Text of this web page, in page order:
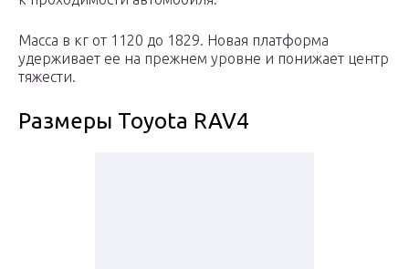
Масса в кг от 1120 до 1829. Новая платформа
удерживает ее на прежнем уровне и понижает центр
тяжести.
Размеры Toyota RAV4